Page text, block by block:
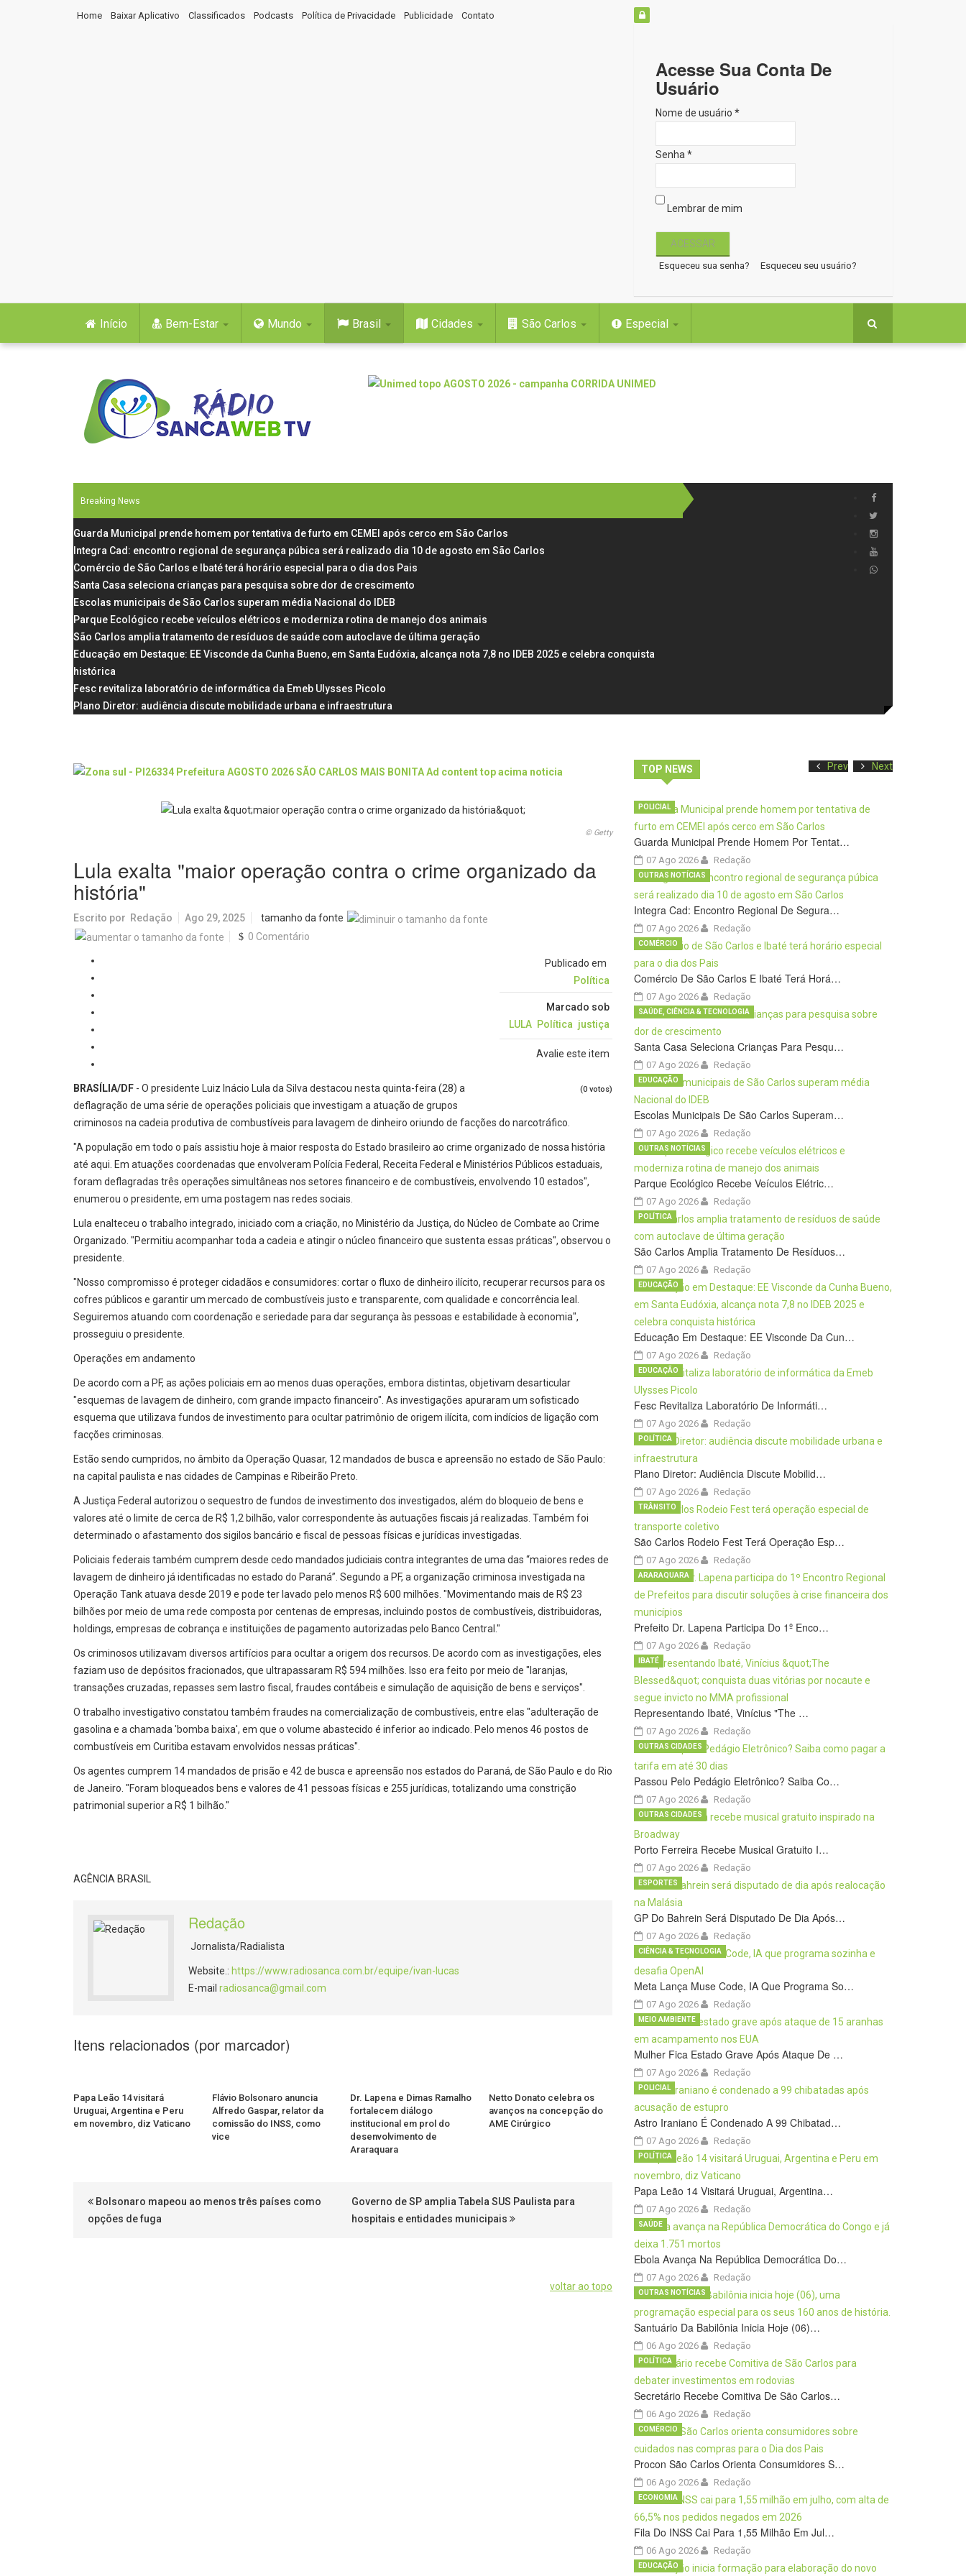
Home Baixar Aplicativo Classificados Podcasts Política de Privacidade Publicidade Contato
Acesse Sua Conta De
Usuário
Nome de usuário *
Senha *
Lembrar de mim
Esqueceu sua senha? Esqueceu seu usuário?
Início Bem-Estar Mundo Brasil Cidades São Carlos Especial
Breaking News
Guarda Municipal prende homem por tentativa de furto em CEMEI após cerco em São Carlos
Integra Cad: encontro regional de segurança púbica será realizado dia 10 de agosto em São Carlos
Comércio de São Carlos e Ibaté terá horário especial para o dia dos Pais
Santa Casa seleciona crianças para pesquisa sobre dor de crescimento
Escolas municipais de São Carlos superam média Nacional do IDEB
Parque Ecológico recebe veículos elétricos e moderniza rotina de manejo dos animais
São Carlos amplia tratamento de resíduos de saúde com autoclave de última geração
Educação em Destaque: EE Visconde da Cunha Bueno, em Santa Eudóxia, alcança nota 7,8 no IDEB 2025 e celebra conquista
histórica
Fesc revitaliza laboratório de informática da Emeb Ulysses Picolo
Plano Diretor: audiência discute mobilidade urbana e infraestrutura
© Getty
Lula exalta "maior operação contra o crime organizado da
história"
Escrito por Redação Ago 29, 2025
tamanho da fonte
0 Comentário
Publicado em
Política
Marcado sob
LULA Política justiça
Avalie este item
(0 votos)
BRASÍLIA/DF - O presidente Luiz Inácio Lula da Silva destacou nesta quinta-feira (28) a
deflagração de uma série de operações policiais que investigam a atuação de grupos
criminosos na cadeia produtiva de combustíveis para lavagem de dinheiro oriundo de facções do narcotráfico.
"A população em todo o país assistiu hoje à maior resposta do Estado brasileiro ao crime organizado de nossa história
até aqui. Em atuações coordenadas que envolveram Polícia Federal, Receita Federal e Ministérios Públicos estaduais,
foram deflagradas três operações simultâneas nos setores financeiro e de combustíveis, envolvendo 10 estados",
enumerou o presidente, em uma postagem nas redes sociais.
Lula enalteceu o trabalho integrado, iniciado com a criação, no Ministério da Justiça, do Núcleo de Combate ao Crime
Organizado. "Permitiu acompanhar toda a cadeia e atingir o núcleo financeiro que sustenta essas práticas", observou o
presidente.
"Nosso compromisso é proteger cidadãos e consumidores: cortar o fluxo de dinheiro ilícito, recuperar recursos para os
cofres públicos e garantir um mercado de combustíveis justo e transparente, com qualidade e concorrência leal.
Seguiremos atuando com coordenação e seriedade para dar segurança às pessoas e estabilidade à economia",
prosseguiu o presidente.
Operações em andamento
De acordo com a PF, as ações policiais em ao menos duas operações, embora distintas, objetivam desarticular
"esquemas de lavagem de dinheiro, com grande impacto financeiro". As investigações apuraram um sofisticado
esquema que utilizava fundos de investimento para ocultar patrimônio de origem ilícita, com indícios de ligação com
facções criminosas.
Estão sendo cumpridos, no âmbito da Operação Quasar, 12 mandados de busca e apreensão no estado de São Paulo:
na capital paulista e nas cidades de Campinas e Ribeirão Preto.
A Justiça Federal autorizou o sequestro de fundos de investimento dos investigados, além do bloqueio de bens e
valores até o limite de cerca de R$ 1,2 bilhão, valor correspondente às autuações fiscais já realizadas. Também foi
determinado o afastamento dos sigilos bancário e fiscal de pessoas físicas e jurídicas investigadas.
Policiais federais também cumprem desde cedo mandados judiciais contra integrantes de uma das “maiores redes de
lavagem de dinheiro já identificadas no estado do Paraná”. Segundo a PF, a organização criminosa investigada na
Operação Tank atuava desde 2019 e pode ter lavado pelo menos R$ 600 milhões. "Movimentando mais de R$ 23
bilhões por meio de uma rede composta por centenas de empresas, incluindo postos de combustíveis, distribuidoras,
holdings, empresas de cobrança e instituições de pagamento autorizadas pelo Banco Central."
Os criminosos utilizavam diversos artifícios para ocultar a origem dos recursos. De acordo com as investigações, eles
faziam uso de depósitos fracionados, que ultrapassaram R$ 594 milhões. Isso era feito por meio de "laranjas,
transações cruzadas, repasses sem lastro fiscal, fraudes contábeis e simulação de aquisição de bens e serviços".
O trabalho investigativo constatou também fraudes na comercialização de combustíveis, entre elas "adulteração de
gasolina e a chamada 'bomba baixa', em que o volume abastecido é inferior ao indicado. Pelo menos 46 postos de
combustíveis em Curitiba estavam envolvidos nessas práticas".
Os agentes cumprem 14 mandados de prisão e 42 de busca e apreensão nos estados do Paraná, de São Paulo e do Rio
de Janeiro. "Foram bloqueados bens e valores de 41 pessoas físicas e 255 jurídicas, totalizando uma constrição
patrimonial superior a R$ 1 bilhão."
AGÊNCIA BRASIL
Redação
Jornalista/Radialista
Website.: https://www.radiosanca.com.br/equipe/ivan-lucas
E-mail radiosanca@gmail.com
Itens relacionados (por marcador)
Papa Leão 14 visitará
Uruguai, Argentina e Peru
em novembro, diz Vaticano
Flávio Bolsonaro anuncia
Alfredo Gaspar, relator da
comissão do INSS, como
vice
Dr. Lapena e Dimas Ramalho
fortalecem diálogo
institucional em prol do
desenvolvimento de
Araraquara
Netto Donato celebra os
avanços na concepção do
AME Cirúrgico
Bolsonaro mapeou ao menos três países como
opções de fuga
Governo de SP amplia Tabela SUS Paulista para
hospitais e entidades municipais
voltar ao topo
TOP NEWS Prev Next
Guarda Municipal Prende Homem Por Tentat…
07 Ago 2026
POLICIAL
Redação
Integra Cad: Encontro Regional De Segura…
07 Ago 2026
OUTRAS NOTÍCIAS
Redação
Comércio De São Carlos E Ibaté Terá Horá…
07 Ago 2026
COMÉRCIO
Redação
Santa Casa Seleciona Crianças Para Pesqu…
07 Ago 2026
SAÚDE, CIÊNCIA & TECNOLOGIA
Redação
Escolas Municipais De São Carlos Superam…
07 Ago 2026
EDUCAÇÃO
Redação
Parque Ecológico Recebe Veículos Elétric…
07 Ago 2026
OUTRAS NOTÍCIAS
Redação
São Carlos Amplia Tratamento De Resíduos…
07 Ago 2026
POLÍTICA
Redação
Educação Em Destaque: EE Visconde Da Cun…
07 Ago 2026
EDUCAÇÃO
Redação
Fesc Revitaliza Laboratório De Informáti…
07 Ago 2026
EDUCAÇÃO
Redação
Plano Diretor: Audiência Discute Mobilid…
07 Ago 2026
POLÍTICA
Redação
São Carlos Rodeio Fest Terá Operação Esp…
07 Ago 2026
TRÂNSITO
Redação
Prefeito Dr. Lapena Participa Do 1º Enco…
07 Ago 2026
ARARAQUARA
Redação
Representando Ibaté, Vinícius "The …
07 Ago 2026
IBATÉ
Redação
Passou Pelo Pedágio Eletrônico? Saiba Co…
07 Ago 2026
OUTRAS CIDADES
Redação
Porto Ferreira Recebe Musical Gratuito I…
07 Ago 2026
OUTRAS CIDADES
Redação
GP Do Bahrein Será Disputado De Dia Após…
07 Ago 2026
ESPORTES
Redação
Meta Lança Muse Code, IA Que Programa So…
07 Ago 2026
CIÊNCIA & TECNOLOGIA
Redação
Mulher Fica Estado Grave Após Ataque De …
07 Ago 2026
MEIO AMBIENTE
Redação
Astro Iraniano É Condenado A 99 Chibatad…
07 Ago 2026
POLICIAL
Redação
Papa Leão 14 Visitará Uruguai, Argentina…
07 Ago 2026
POLÍTICA
Redação
Ebola Avança Na República Democrática Do…
07 Ago 2026
SAÚDE
Redação
Santuário Da Babilônia Inicia Hoje (06)…
06 Ago 2026
OUTRAS NOTÍCIAS
Redação
Secretário Recebe Comitiva De São Carlos…
06 Ago 2026
POLÍTICA
Redação
Procon São Carlos Orienta Consumidores S…
06 Ago 2026
COMÉRCIO
Redação
Fila Do INSS Cai Para 1,55 Milhão Em Jul…
06 Ago 2026
ECONOMIA
Redação
EDUCAÇÃO